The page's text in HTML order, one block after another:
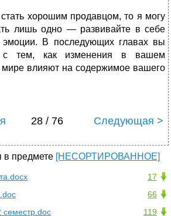
хорошим продавцом, то я могу
лишь одно — развивайте в себе
эмоции. В последующих главах вы
с тем, как изменения в вашем
влияют на содержимое вашего
28 / 76 Следующая >
предмете [НЕСОРТИРОВАННОЕ]
17
66
119
семестр.doc